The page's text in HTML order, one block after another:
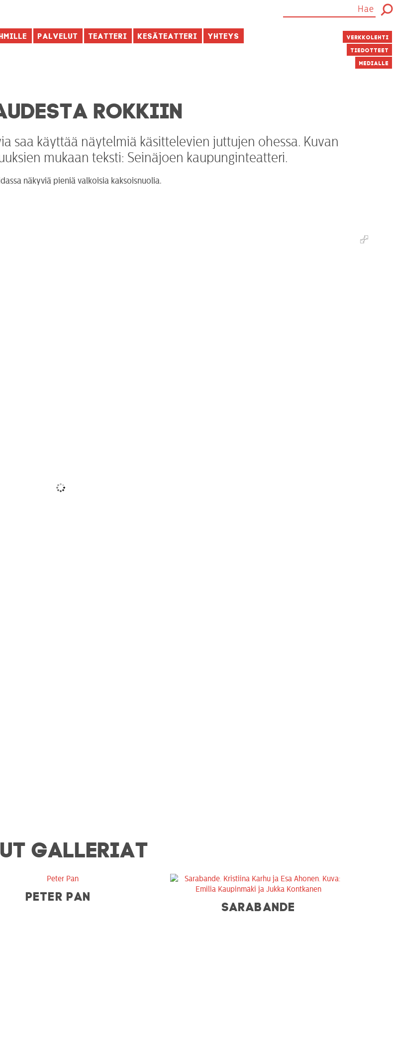
Palvelut Teatteri Kesäteatteri Yhteys Verkkolehti
Tiedotteet
Medialle
ROKKIIN
saa käyttää näytelmiä käsittelevien juttujen ohessa. Kuvan
mukaan teksti: Seinäjoen kaupunginteatteri.
näkyviä pieniä valkoisia kaksoisnuolia.
GALLERIAT
PETER PAN
SARABANDE